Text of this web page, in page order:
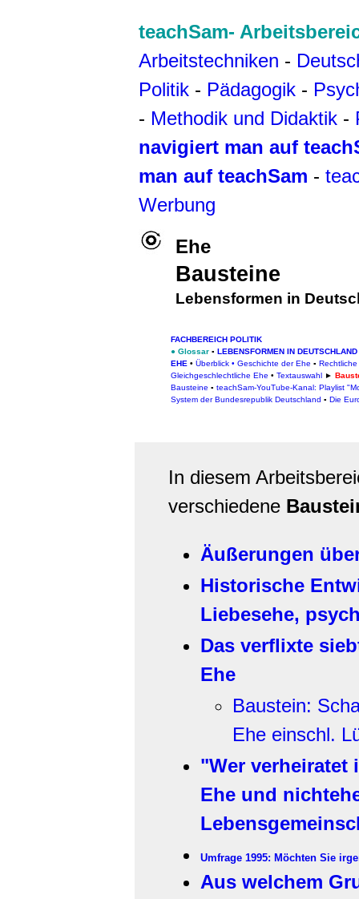
teachSam-
Arbeitstechniken -
Politik - Pädagogik -
- Methodik und Didaktik -
navigiert man auf
man auf teachSam -
Werbung
Ehe
Bausteine
Lebensformen in
FACHBEREICH POLITIK
● Glossar ▪ LEBENSFORMEN IN DEUTSCHLAND
EHE • Überblick • Geschichte der Ehe ▪
Gleichgeschlechtliche Ehe • Textauswahl ►
Bausteine ▪ teachSam-YouTube-Kanal: Playlist
System der Bundesrepublik Deutschland ▪ Die
In diesem
verschiedene
Äußerungen
Historische
Liebesehe,
Das verflixte
Ehe
Baustein:
Ehe einschl.
"Wer verheiratet
Ehe und
Umfrage 1995: Möchten Sie
Aus welchem